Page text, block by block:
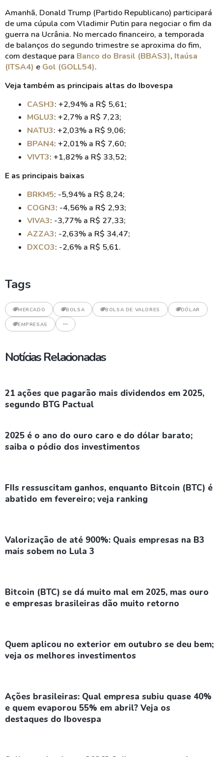
Amanhã, Donald Trump (Partido Republicano) participará
de uma cúpula com Vladimir Putin para negociar o fim da
guerra na Ucrânia. No mercado financeiro, a temporada
de balanços do segundo trimestre se aproxima do fim,
com destaque para Banco do Brasil (BBAS3), Itaúsa
(ITSA4) e Gol (GOLL54).
Veja também as principais altas do Ibovespa
CASH3: +2,94% a R$ 5,61;
MGLU3: +2,7% a R$ 7,23;
NATU3: +2,03% a R$ 9,06;
BPAN4: +2,01% a R$ 7,60;
VIVT3: +1,82% a R$ 33,52;
E as principais baixas
BRKM5: -5,94% a R$ 8,24;
COGN3: -4,56% a R$ 2,93;
VIVA3: -3,77% a R$ 27,33;
AZZA3: -2,63% a R$ 34,47;
DXCO3: -2,6% a R$ 5,61.
Tags
MERCADO BOLSA BOLSA DE VALORES DÓLAR
EMPRESAS
Notícias Relacionadas
21 ações que pagarão mais dividendos em 2025,
segundo BTG Pactual
2025 é o ano do ouro caro e do dólar barato;
saiba o pódio dos investimentos
FIIs ressuscitam ganhos, enquanto Bitcoin (BTC) é
abatido em fevereiro; veja ranking
Valorização de até 900%: Quais empresas na B3
mais sobem no Lula 3
Bitcoin (BTC) se dá muito mal em 2025, mas ouro
e empresas brasileiras dão muito retorno
Quem aplicou no exterior em outubro se deu bem;
veja os melhores investimentos
Ações brasileiras: Qual empresa subiu quase 40%
e quem evaporou 55% em abril? Veja os
destaques do Ibovespa